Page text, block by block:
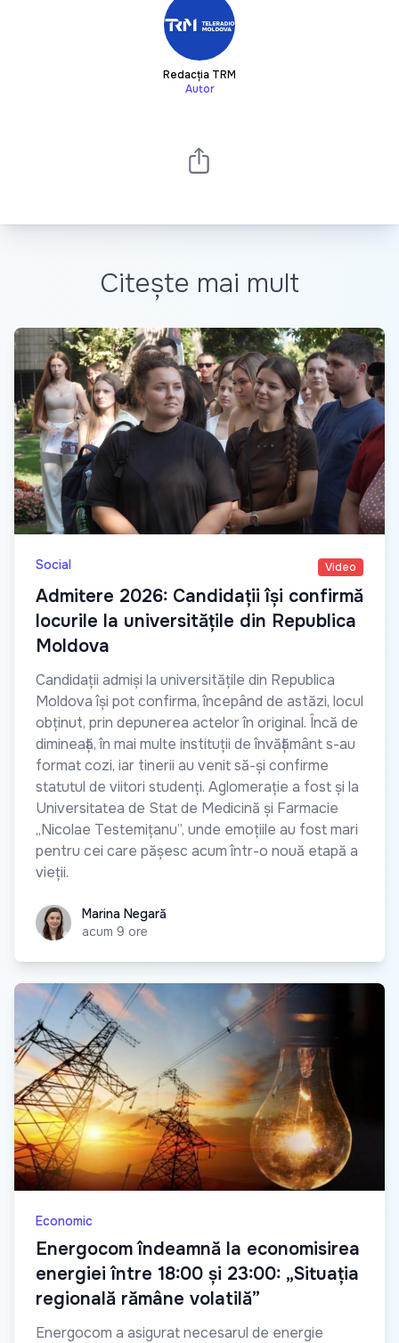
Redacția TRM
Autor
Citește mai mult
Social Video
Admitere 2026: Candidații își confirmă
locurile la universitățile din Republica
Moldova
Candidații admiși la universitățile din Republica
Moldova își pot confirma, începând de astăzi, locul
obținut, prin depunerea actelor în original. Încă de
dimineață, în mai multe instituții de învățământ s-au
format cozi, iar tinerii au venit să-și confirme
statutul de viitori studenți. Aglomerație a fost și la
Universitatea de Stat de Medicină și Farmacie
„Nicolae Testemițanu”, unde emoțiile au fost mari
pentru cei care pășesc acum într-o nouă etapă a
vieții.
Marina Negară
Marina Negară
acum 9 ore
Economic
Energocom îndeamnă la economisirea
energiei între 18:00 și 23:00: „Situația
regională rămâne volatilă”
Energocom a asigurat necesarul de energie